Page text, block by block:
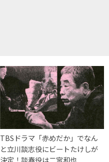
TBSドラマ「赤めだか」でなん
と立川談志役にビートたけしが
決定！談春役は二宮和也